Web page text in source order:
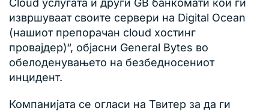
Cloud услугата и други GB банкомати кои ги
извршуваат своите сервери на Digital Ocean
(нашиот препорачан cloud хостинг
провајдер)“, објасни General Bytes во
обелоденувањето на безбедносениот
инцидент.
Компанијата се огласи на Твитер за да ги